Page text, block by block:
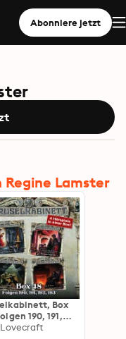
Abonniere jetzt
Lamster
Box
190, 191,
Lovecraft